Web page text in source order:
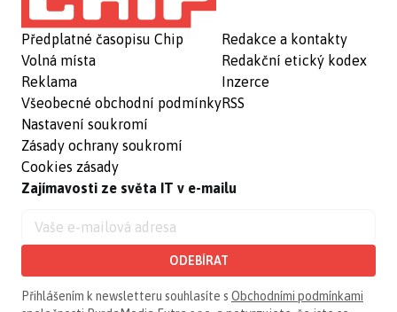
Předplatné časopisu Chip
Volná místa
Reklama
Všeobecné obchodní podmínky
Nastavení soukromí
Zásady ochrany soukromí
Cookies zásady
Redakce a kontakty
Redakční etický kodex
Inzerce
RSS
Zajímavosti ze světa IT v e-mailu
ODEBÍRAT
Přihlášením k newsletteru souhlasíte s Obchodními podmínkami